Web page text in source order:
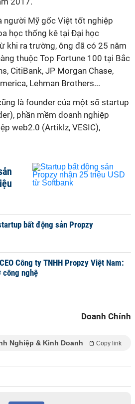
người Mỹ gốc Việt tốt nghiệp
học thống kê tại Đại học
khi ra trường, ông đã có 25 năm
thuộc Top Fortune 100 tại Bắc
CitiBank, JP Morgan Chase,
Lehman Brothers...
là founder của một số startup
phần mềm doanh nghiệp
web2.0 (Artiklz, VESIC),
bất động sản Propzy
Công ty TNHH Propzy Việt Nam:
công nghệ
Doanh Chính
Nghiệp & Kinh Doanh Copy link